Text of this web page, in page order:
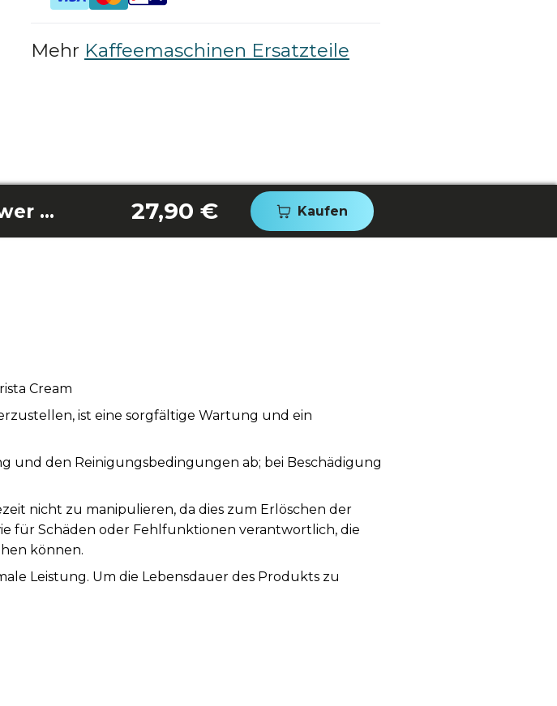
Mehr Kaffeemaschinen Ersatzteile
Komplette Resteschale Cumbia Power Espresso 20 Barista Cream 27,90 € Kaufen
Cream
ist eine sorgfältige Wartung und ein
und den Reinigungsbedingungen ab; bei Beschädigung
nicht zu manipulieren, da dies zum Erlöschen der
für Schäden oder Fehlfunktionen verantwortlich, die
können.
Leistung. Um die Lebensdauer des Produkts zu